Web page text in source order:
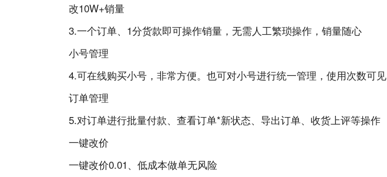
改10W+销量
3.一个订单、1分货款即可操作销量，无需人工繁琐操作，销量随心
小号管理
4.可在线购买小号，非常方便。也可对小号进行统一管理，使用次数可见
订单管理
5.对订单进行批量付款、查看订单*新状态、导出订单、收货上评等操作
一键改价
一键改价0.01、低成本做单无风险